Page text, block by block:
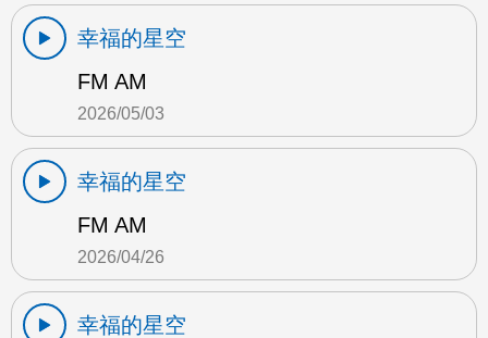
幸福的星空
FM AM
2026/05/03
幸福的星空
FM AM
2026/04/26
幸福的星空